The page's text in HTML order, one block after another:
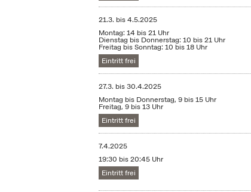
21.3. bis4.5.2025
Montag: 14 bis 21 Uhr
Dienstag bis Donnerstag: 10 bis 21 Uhr
Freitag bis Sonntag: 10 bis 18 Uhr
Eintritt frei
27.3. bis30.4.2025
Montag bis Donnerstag, 9 bis 15 Uhr
Freitag, 9 bis 13 Uhr
Eintritt frei
7.4.2025
19:30 bis 20:45 Uhr
Eintritt frei